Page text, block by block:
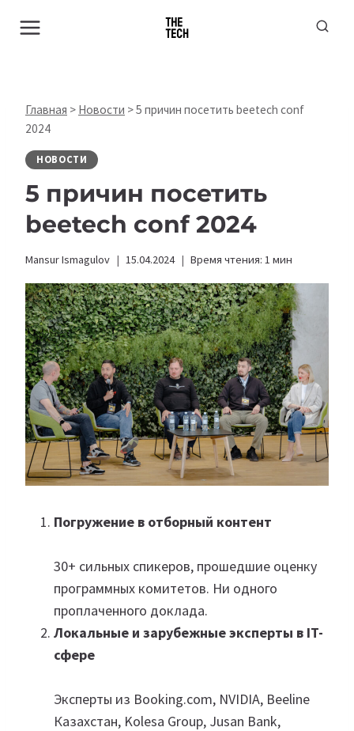
Главная > Новости >5 причин посетить beetech conf
2024
НОВОСТИ
5 причин посетить
beetech conf 2024
Mansur Ismagulov 15.04.2024 Время чтения: 1 мин
Погружение в отборный контент
30+ сильных спикеров, прошедшие оценку
программных комитетов. Ни одного
проплаченного доклада.
Локальные и зарубежные эксперты в IT-
сфере
Эксперты из Booking.com, NVIDIA, Beeline
Казахстан, Kolesa Group, Jusan Bank,